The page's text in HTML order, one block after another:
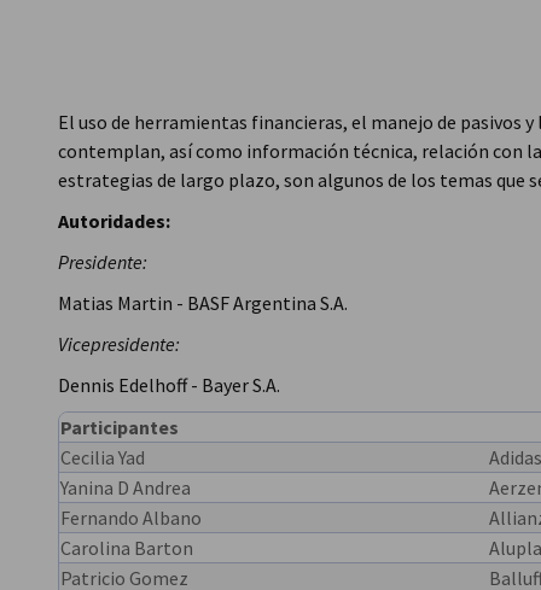
El uso de herramientas financieras, el manejo de pasivos
contemplan, así como información técnica, relación con
estrategias de largo plazo, son algunos de los temas que
Autoridades:
Presidente:
Matias Martin - BASF Argentina S.A.
Vicepresidente:
Dennis Edelhoff - Bayer S.A.
Participantes
Cecilia Yad
Yanina D Andrea
Fernando Albano
Carolina Barton
Patricio Gomez